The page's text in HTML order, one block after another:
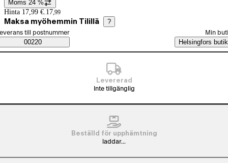
Prisinformation
Moms 24 %
Hinta 17,99 €. 17,99
Maksa myöhemmin Tilillä ?
Saatavuustiedot
beställningssätt
till postnummer
00220
Min
Helsingfors butik
Levererad
Inte tillgänglig
Beställd för upphämtning
laddar...